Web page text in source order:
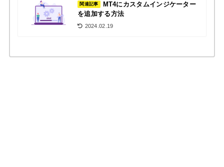
関連記事
MT4にカスタムインジケーター
を追加する方法
2024.02.19